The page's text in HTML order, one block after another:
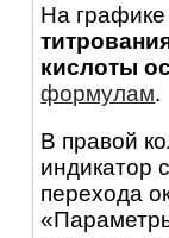
На
кислоты
формулам.
В правой
индикатор
перехода